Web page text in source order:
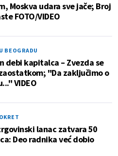
Moskva udara sve jače; Broj
FOTO/VIDEO
BEOGRADU
debi kapitalca – Zvezda se
"Da zaključimo o
VIDEO
lanac zatvara 50
Deo radnika već dobio